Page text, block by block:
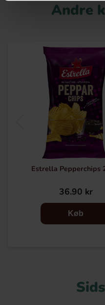
Andre
Estrella Pepperchips
36.90 kr
Køb